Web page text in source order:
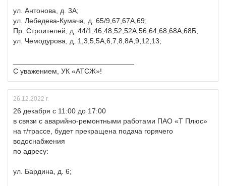
ул. Антонова, д. 3А;
ул. Лебедева-Кумача, д. 65/9,67,67А,69;
Пр. Строителей, д. 44/1,46,48,52,52А,56,64,68,68А,68Б;
ул. Чемодурова, д. 1,3,5,5А,6,7,8,8А,9,12,13;
С уважением, УК «АТСЖ»!
26.12.2022 г.
26 декабря с 11:00 до 17:00
в связи с аварийно-ремонтными работами ПАО «Т Плюс»
на т/трассе, будет прекращена подача горячего
водоснабжения
по адресу:
ул. Бардина, д. 6;